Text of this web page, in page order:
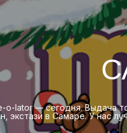
o-lator — сегодня. Выдача
экстази в Самаре. У нас